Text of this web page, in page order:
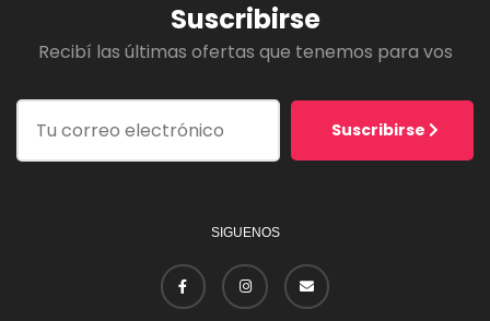
Suscribirse
Recibí las últimas ofertas que tenemos para vos
Suscribirse
SIGUENOS